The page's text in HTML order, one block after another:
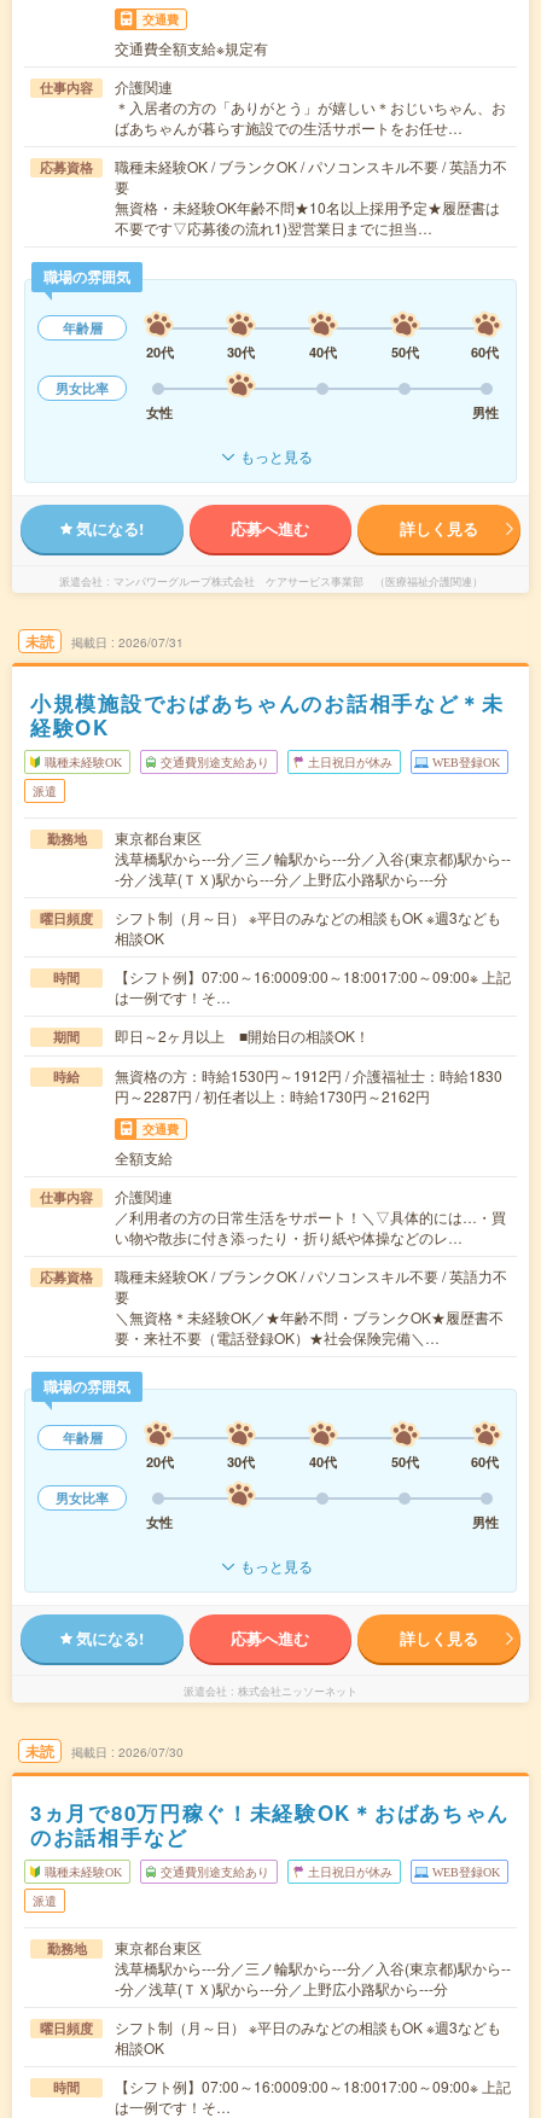
交通費
交通費全額支給※規定有
仕事内容
介護関連
＊入居者の方の「ありがとう」が嬉しい＊おじいちゃん、お
ばあちゃんが暮らす施設での生活サポートをお任せ…
応募資格
職種未経験OK / ブランクOK / パソコンスキル不要 / 英語力不
要
無資格・未経験OK年齢不問★10名以上採用予定★履歴書は
不要です▽応募後の流れ1)翌営業日までに担当…
職場の雰囲気
年齢層
20代
30代 40代 50代
60代
男女比率
女性
男性
もっと見る
気になる! 応募へ進む 詳しく見る
派遣会社 マンパワーグループ株式会社 ケアサービス事業部 （医療福祉介護関連）
未読 掲載日 2026/07/31
小規模施設でおばあちゃんのお話相手など＊未
経験OK
職種未経験OK 交通費別途支給あり 土日祝日が休み WEB登録OK
派遣
勤務地
東京都台東区
浅草橋駅から---分／三ノ輪駅から---分／入谷(東京都)駅から--
-分／浅草(ＴＸ)駅から---分／上野広小路駅から---分
曜日頻度
シフト制（月～日） ※平日のみなどの相談もOK ※週3なども
相談OK
時間
【シフト例】07:00～16:0009:00～18:0017:00～09:00※ 上記
は一例です！そ…
期間 即日～2ヶ月以上 ■開始日の相談OK！
時給
無資格の方：時給1530円～1912円 / 介護福祉士：時給1830
円～2287円 / 初任者以上：時給1730円～2162円
交通費
全額支給
仕事内容
介護関連
／利用者の方の日常生活をサポート！＼▽具体的には…・買
い物や散歩に付き添ったり・折り紙や体操などのレ…
応募資格
職種未経験OK / ブランクOK / パソコンスキル不要 / 英語力不
要
＼無資格＊未経験OK／★年齢不問・ブランクOK★履歴書不
要・来社不要（電話登録OK）★社会保険完備＼…
職場の雰囲気
年齢層
20代
30代 40代 50代
60代
男女比率
女性
男性
もっと見る
気になる! 応募へ進む 詳しく見る
派遣会社 株式会社ニッソーネット
未読 掲載日 2026/07/30
3ヵ月で80万円稼ぐ！未経験OK＊おばあちゃん
のお話相手など
職種未経験OK 交通費別途支給あり 土日祝日が休み WEB登録OK
派遣
勤務地
東京都台東区
浅草橋駅から---分／三ノ輪駅から---分／入谷(東京都)駅から--
-分／浅草(ＴＸ)駅から---分／上野広小路駅から---分
曜日頻度
シフト制（月～日） ※平日のみなどの相談もOK ※週3なども
相談OK
時間
【シフト例】07:00～16:0009:00～18:0017:00～09:00※ 上記
は一例です！そ…